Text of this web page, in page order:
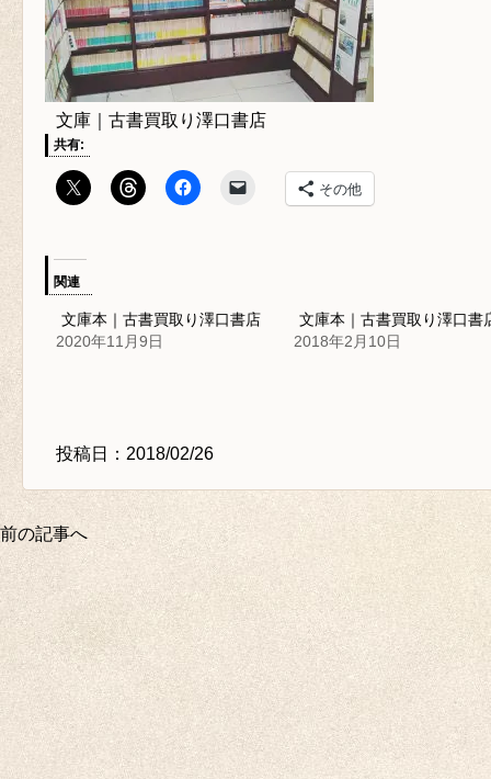
文庫｜古書買取り澤口書店
共有:
その他
関連
文庫本｜古書買取り澤口書店
2020年11月9日
文庫本｜古書買取り澤口書
2018年2月10日
投稿日：2018/02/26
前の記事へ